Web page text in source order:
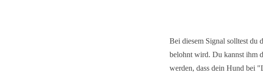
Bei diesem Signal solltest du
belohnt wird. Du kannst ihm
werden, dass dein Hund bei